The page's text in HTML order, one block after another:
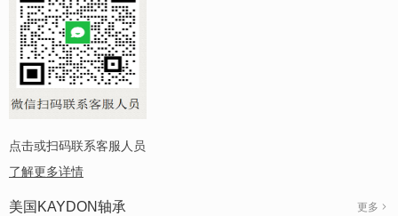
点击或扫码联系客服人员
了解更多详情
美国KAYDON轴承 更多